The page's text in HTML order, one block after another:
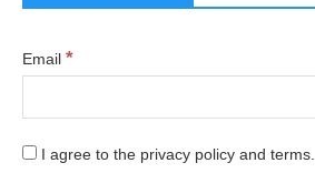
Email *
I agree to the privacy policy and terms.